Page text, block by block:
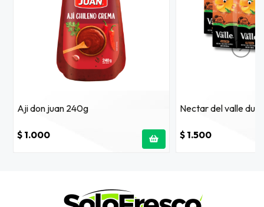
Aji don juan 240g
$ 1.000
Nectar del valle
$ 1.500